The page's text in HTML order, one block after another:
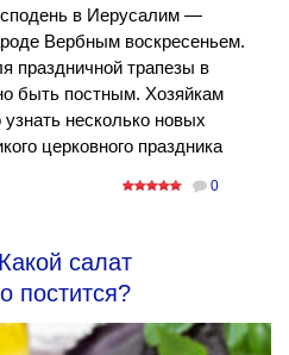
в Иерусалим —
Вербным воскресеньем.
праздничной трапезы в
быть постным. Хозяйкам
несколько новых
церковного праздника
0
Какой салат
постится?